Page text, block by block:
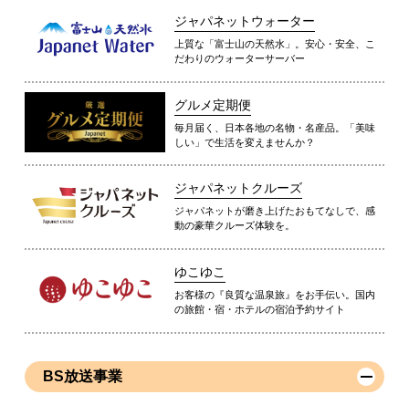
ジャパネットウォーター
上質な「富士山の天然水」。安心・安全、こ
だわりのウォーターサーバー
グルメ定期便
毎月届く、日本各地の名物・名産品。「美味
しい」で生活を変えませんか？
ジャパネットクルーズ
ジャパネットが磨き上げたおもてなしで、感
動の豪華クルーズ体験を。
ゆこゆこ
お客様の『良質な温泉旅』をお手伝い。国内
の旅館・宿・ホテルの宿泊予約サイト
BS放送事業